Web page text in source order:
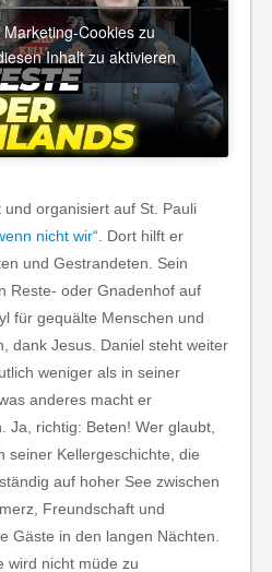
Cookies zu
Inhalt zu aktivieren
organisiert auf St. Pauli
nicht wir“. Dort hilft er
und Gestrandeten. Sein
Reste- oder Gnadenhof auf
für gequälte Menschen und
dank Jesus. Daniel steht weiter
weniger als in seiner
anderes macht er
Ja, richtig: Beten! Wer glaubt,
seiner Kellergeschichte, die
auf hoher See zwischen
Freundschaft und
Gäste in den langen Nächten.
wird nicht müde zu